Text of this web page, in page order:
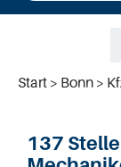
Start
Bonn
137